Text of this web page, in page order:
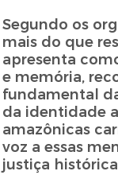
Segundo os
mais do que
apresenta
e memória,
fundamental
da identidade
amazônicas
voz a essas
justiça